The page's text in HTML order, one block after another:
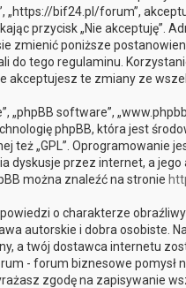
„https://bif24.pl/forum”,
przycisk „Nie akceptuję”.
zmienić poniższe
do tego regulaminu.
akceptujesz te zmiany ze
„phpBB software”,
phpBB, która jest
też „GPL”. Oprogramowanie
dyskusje przez internet, a
można znaleźć na stronie
o charakterze
autorskie i dobra osobiste.
a twój dostawca internetu
- forum biznesowe
zgodę na zapisywanie